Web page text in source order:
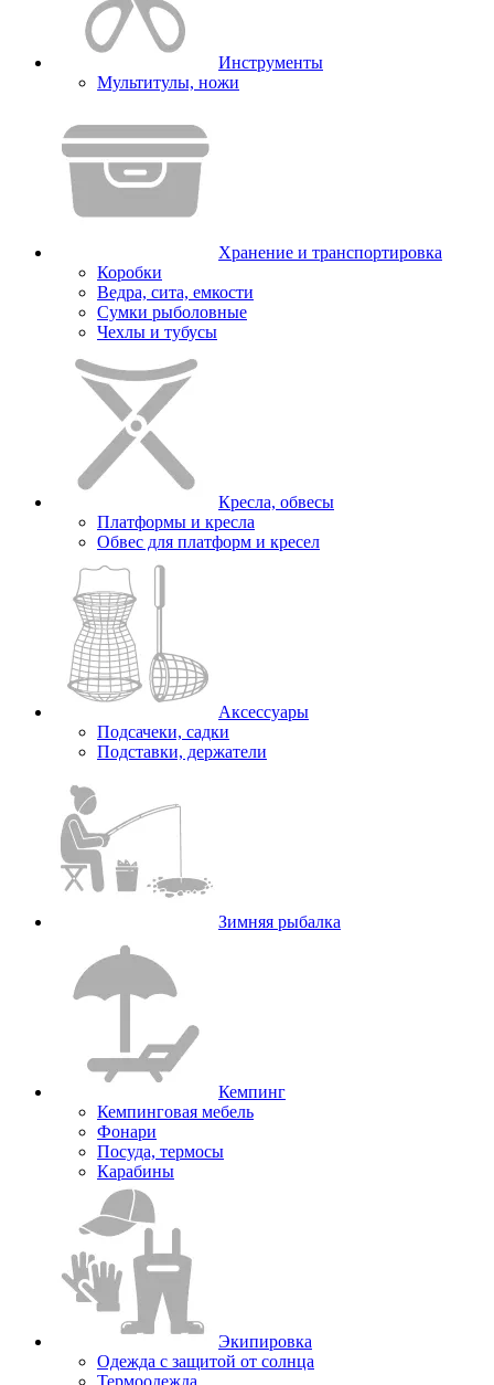
Инструменты
Мультитулы, ножи
Хранение и транспортировка
Коробки
Ведра, сита, емкости
Сумки рыболовные
Чехлы и тубусы
Кресла, обвесы
Платформы и кресла
Обвес для платформ и кресел
Аксессуары
Подсачеки, садки
Подставки, держатели
Зимняя рыбалка
Кемпинг
Кемпинговая мебель
Фонари
Посуда, термосы
Карабины
Экипировка
Одежда с защитой от солнца
Термоодежда